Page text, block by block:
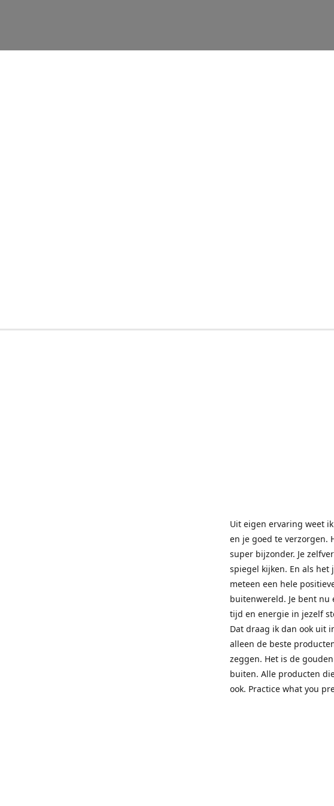
Uit eigen ervaring weet
en je goed te verzorgen.
super bijzonder. Je
spiegel kijken. En als het
meteen een hele
buitenwereld. Je bent nu
tijd en energie in jezelf
Dat draag ik dan ook uit
alleen de beste
zeggen. Het is de
buiten. Alle producten
ook. Practice what you
your